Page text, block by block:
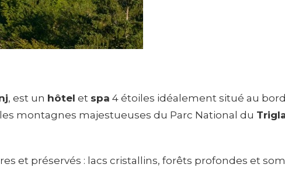
, est un hôtel et spa 4 étoiles idéalement situé au
montagnes majestueuses du Parc National du
et préservés : lacs cristallins, forêts profondes et